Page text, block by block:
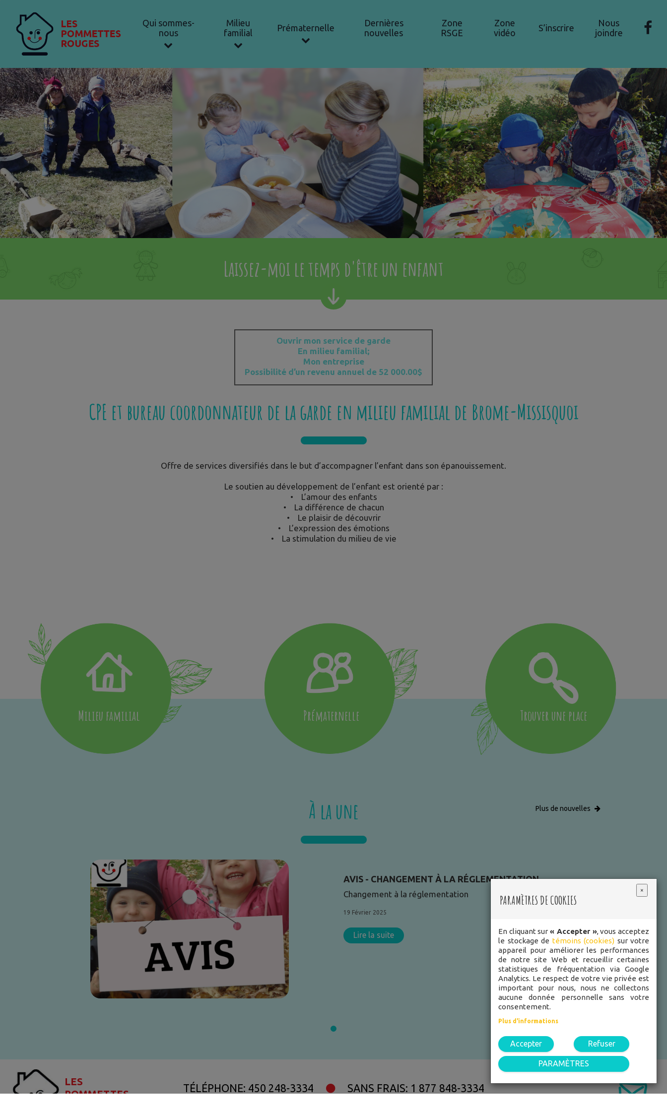
Qui sommes-
nous
Milieu
familial
Prématernelle
Dernières
nouvelles
Zone
RSGE
Zone
vidéo
S’inscrire
Nous
joindre
Laissez-moi le temps d'être un enfant
Ouvrir mon service de garde
En milieu familial;
Mon entreprise
Possibilité d’un revenu annuel de 52 000.00$
CPE et bureau coordonnateur de la garde en milieu familial de Brome-Missisquoi
Offre de services diversifiés dans le but d’accompagner l’enfant dans son épanouissement.
Le soutien au développement de l’enfant est orienté par :
• L’amour des enfants
• La différence de chacun
• Le plaisir de découvrir
• L’expression des émotions
• La stimulation du milieu de vie
Milieu familial Prématernelle Trouver une place
Plus de nouvelles
À la une
AVIS - CHANGEMENT À LA RÉGLEMENTATION
Changement à la réglementation
19 Février 2025
Lire la suite
LES
POMMETTES
TÉLÉPHONE: 450 248-3334
SANS FRAIS: 1 877 848-3334
×
PARAMÈTRES DE COOKIES
En cliquant sur« Accepter », vous acceptez
le stockage de témoins (cookies) sur votre
appareil pour améliorer les performances
de notre site Web et recueillir certaines
statistiques de fréquentation via Google
Analytics. Le respect de votre vie privée est
important pour nous, nous ne collectons
aucune donnée personnelle sans votre
consentement.
Plus d'informations
Accepter Refuser
PARAMÈTRES